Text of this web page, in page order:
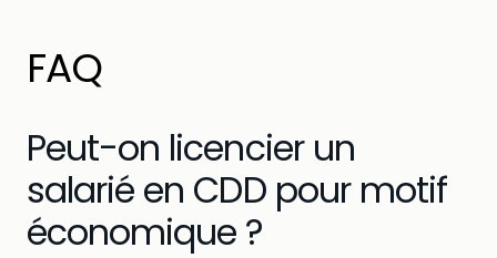
FAQ
Peut-on licencier un
salarié en CDD pour motif
économique ?